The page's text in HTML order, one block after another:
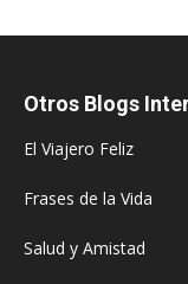
Otros Blogs
El Viajero Feliz
Frases de la Vida
Salud y Amistad